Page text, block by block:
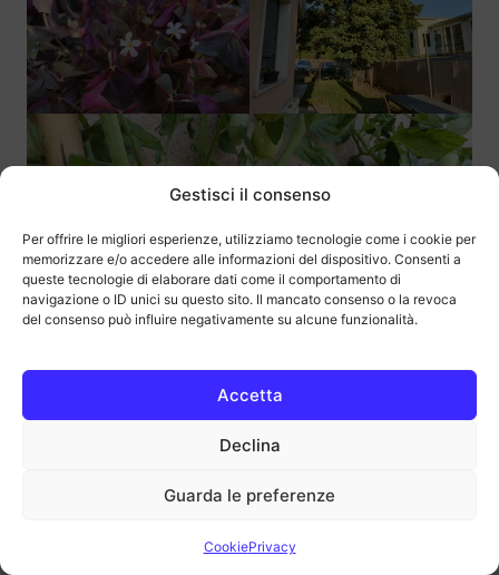
Gestisci il consenso
Per offrire le migliori esperienze, utilizziamo tecnologie come i cookie per
memorizzare e/o accedere alle informazioni del dispositivo. Consenti a
queste tecnologie di elaborare dati come il comportamento di
navigazione o ID unici su questo sito. Il mancato consenso o la revoca
del consenso può influire negativamente su alcune funzionalità.
Accetta
Declina
Guarda le preferenze
CookiePrivacy
Foto scattate di sera con CMF Phone